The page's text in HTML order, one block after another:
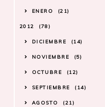
ENERO 21
2012 78
DICIEMBRE 14
NOVIEMBRE 5
OCTUBRE 12
SEPTIEMBRE 14
AGOSTO 21